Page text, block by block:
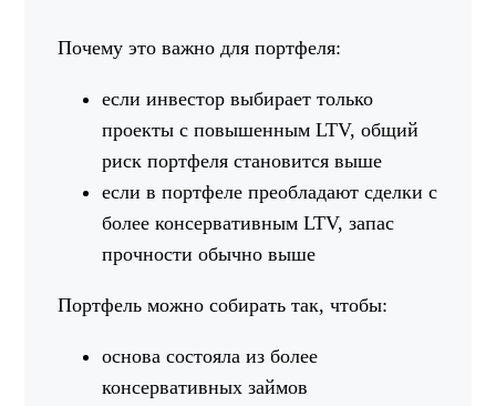
Почему это важно для портфеля:
если инвестор выбирает только
проекты с повышенным LTV, общий
риск портфеля становится выше
если в портфеле преобладают сделки с
более консервативным LTV, запас
прочности обычно выше
Портфель можно собирать так, чтобы:
основа состояла из более
консервативных займов